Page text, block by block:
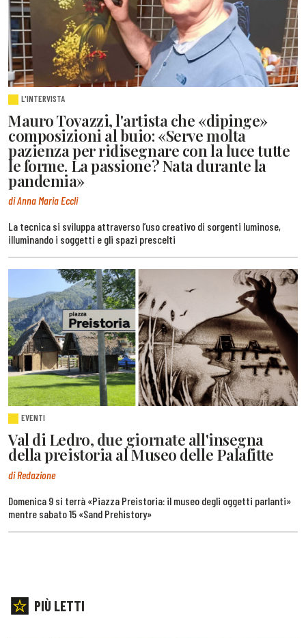
L'INTERVISTA
Mauro Tovazzi, l'artista che «dipinge»
composizioni al buio: «Serve molta
pazienza per ridisegnare con la luce tutte
le forme. La passione? Nata durante la
pandemia»
di Anna Maria Eccli
La tecnica si sviluppa attraverso l’uso creativo di sorgenti luminose,
illuminando i soggetti e gli spazi prescelti
EVENTI
Val di Ledro, due giornate all'insegna
della preistoria al Museo delle Palafitte
di Redazione
Domenica 9 si terrà «Piazza Preistoria: il museo degli oggetti parlanti»
mentre sabato 15 «Sand Prehistory»
PIÙ LETTI